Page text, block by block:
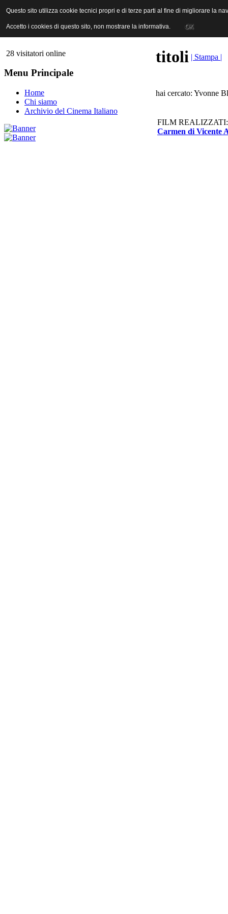
ANICA | Associazione Nazionale Industrie Cinematografiche
28 visitatori online
Menu Principale
Home
Chi siamo
Archivio del Cinema Italiano
titoli | Stampa |
hai cercato: Yvonne
FILM REALIZZATI:
Carmen di Vicente
Questo sito utilizza cookie tecnici propri e di terze parti al fine di migliorare la
Accetto i cookies di questo sito, non mostrare la informativa. OK
Questo sito utilizza cookie tecnici propri e di terze parti al fine di migliorare la
Accetto i cookies di questo sito, non mostrare la informativa. OK